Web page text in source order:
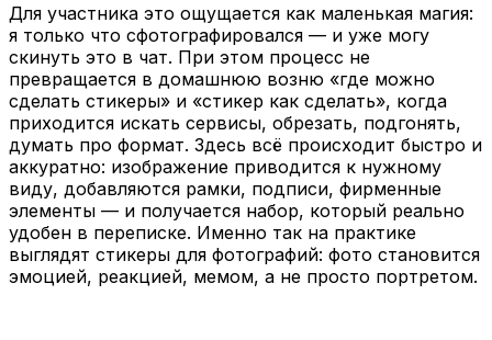
Для участника это ощущается как маленькая магия:
я только что сфотографировался — и уже могу
скинуть это в чат. При этом процесс не
превращается в домашнюю возню «где можно
сделать стикеры» и «стикер как сделать», когда
приходится искать сервисы, обрезать, подгонять,
думать про формат. Здесь всё происходит быстро и
аккуратно: изображение приводится к нужному
виду, добавляются рамки, подписи, фирменные
элементы — и получается набор, который реально
удобен в переписке. Именно так на практике
выглядят стикеры для фотографий: фото становится
эмоцией, реакцией, мемом, а не просто портретом.